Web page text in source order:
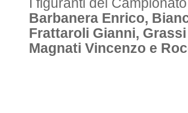
Barbanera Enrico,
Frattaroli Gianni,
Magnati Vincenzo e